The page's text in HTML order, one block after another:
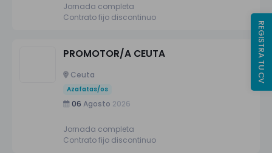
Jornada completa
Contrato fijo discontinuo
PROMOTOR/A CEUTA
Ceuta
Azafatas/os
06 Agosto 2026
Jornada completa
Contrato fijo discontinuo
REGISTRA TU CV